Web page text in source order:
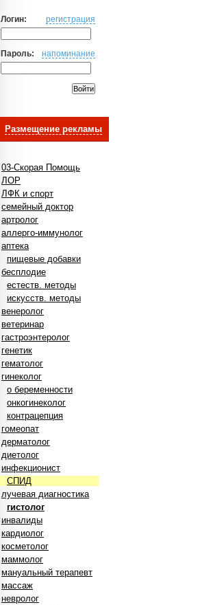
Логин: регистрация
Пароль: напоминание
Размещение рекламы
03-Скорая Помощь
ЛОР
ЛФК и спорт
семейный доктор
артролог
аллерго-иммунолог
аптека
пищевые добавки
бесплодие
естеств. методы
искусств. методы
венеролог
ветеринар
гастроэнтеролог
генетик
гематолог
гинеколог
о беременности
онкогинеколог
контрацепция
гомеопат
дерматолог
диетолог
инфекционист
СПИД
лучевая диагностика
гистолог
инвалиды
кардиолог
косметолог
маммолог
мануальный терапевт
массаж
невролог